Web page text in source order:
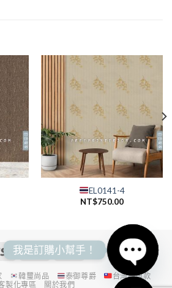
EL0141-4
NT$750.00
韓璽尚品 泰御尊爵
台灣經典款
製化專區
關於我們
我是訂購小幫手！
OPEN